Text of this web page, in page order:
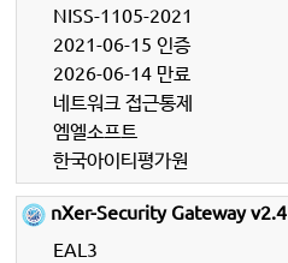
NISS-1105-2021
2021-06-15 인증
2026-06-14 만료
네트워크 접근통제
엠엘소프트
한국아이티평가원
nXer-Security Gateway v2.4
EAL3